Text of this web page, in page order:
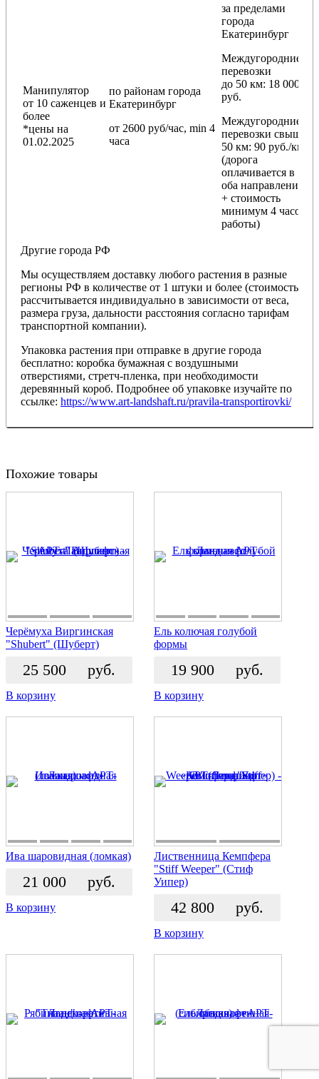
Манипулятор
от 10 саженцев и
более
*цены на
01.02.2025
по районам города
Екатеринбург
от 2600 руб/час, min 4
часа
за пределами
города
Екатеринбург
Междугородние
перевозки
до 50 км: 18 000
руб.
Междугородние
перевозки свыше
50 км: 90 руб./км
(дорога
оплачивается в
оба направления
+ стоимость
минимум 4 часов
работы)
Другие города РФ
Мы осуществляем доставку любого растения в разные
регионы РФ в количестве от 1 штуки и более (стоимость
рассчитывается индивидуально в зависимости от веса,
размера груза, дальности расстояния согласно тарифам
транспортной компании).
Упаковка растения при отправке в другие города
бесплатно: коробка бумажная с воздушными
отверстиями, стретч-пленка, при необходимости
деревянный короб. Подробнее об упаковке изучайте по
ссылке: https://www.art-landshaft.ru/pravila-transportirovki/
Похожие товары
Черёмуха Виргинская
"Shubert" (Шуберт)
25 500 руб.
В корзину
Ель колючая голубой
формы
19 900 руб.
В корзину
Ива шаровидная (ломкая)
21 000 руб.
В корзину
Лиственница Кемпфера
"Stiff Weeper" (Стиф
Уипер)
42 800 руб.
В корзину